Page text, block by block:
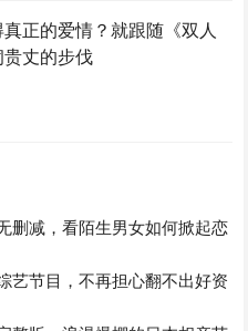
正的爱情？就跟随《双人
贵丈的步伐
删减，看陌生男女如何掀起恋
艺节目，不再担心翻不出好资